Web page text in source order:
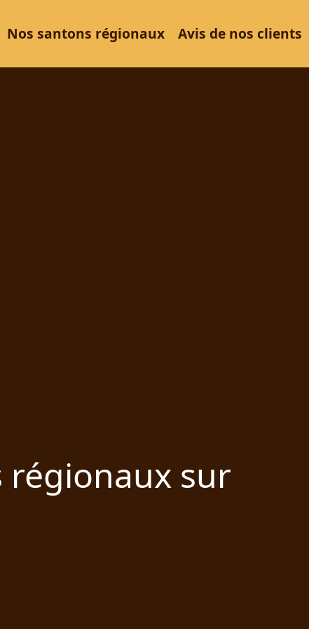
Nos santons régionaux Avis de nos clients
régionaux sur